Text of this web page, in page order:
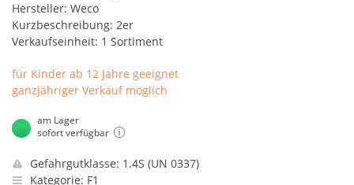
Hersteller: Weco
Kurzbeschreibung: 2er
Verkaufseinheit: 1 Sortiment
für Kinder ab 12 Jahre geeignet
ganzjähriger Verkauf möglich
am Lager
sofort verfügbar
Gefahrgutklasse: 1.4S (UN 0337)
Kategorie: F1